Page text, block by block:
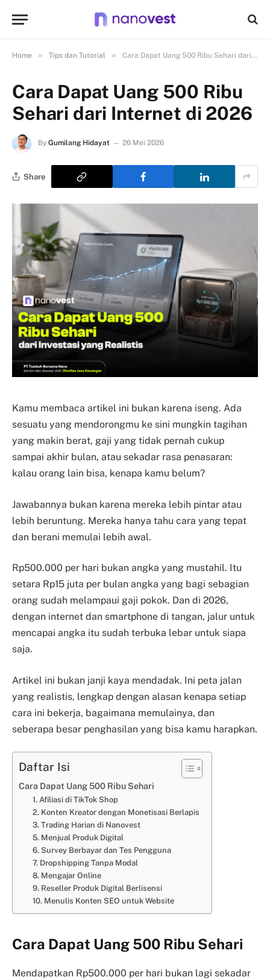
Home » Tips dan Tutorial » Cara Dapat Uang 500 Ribu Sehari dari Internet di 2026
Cara Dapat Uang 500 Ribu
Sehari dari Internet di 2026
By Gumilang Hidayat 26 Mei 2026
Share
Kamu membaca artikel ini bukan karena iseng. Ada
sesuatu yang mendorongmu ke sini mungkin tagihan
yang makin berat, gaji yang tidak pernah cukup
sampai akhir bulan, atau sekadar rasa penasaran:
kalau orang lain bisa, kenapa kamu belum?
Jawabannya bukan karena mereka lebih pintar atau
lebih beruntung. Mereka hanya tahu cara yang tepat
dan berani memulai lebih awal.
Rp500.000 per hari bukan angka yang mustahil. Itu
setara Rp15 juta per bulan angka yang bagi sebagian
orang sudah melampaui gaji pokok. Dan di 2026,
dengan internet dan smartphone di tangan, jalur untuk
mencapai angka itu sudah terbuka lebar untuk siapa
saja.
Artikel ini bukan janji kaya mendadak. Ini peta jalan
yang realistis, lengkap dengan alasan kenapa setiap
cara ini bekerja, bagaimana memulainya, dan
seberapa besar penghasilan yang bisa kamu harapkan.
Daftar Isi
Cara Dapat Uang 500 Ribu Sehari
1. Afiliasi di TikTok Shop
2. Konten Kreator dengan Monetisasi Berlapis
3. Trading Harian di Nanovest
5. Menjual Produk Digital
6. Survey Berbayar dan Tes Pengguna
7. Dropshipping Tanpa Modal
8. Mengajar Online
9. Reseller Produk Digital Berlisensi
10. Menulis Konten SEO untuk Website
Cara Dapat Uang 500 Ribu Sehari
Mendapatkan Rp500.000 per hari bukan lagi sekadar